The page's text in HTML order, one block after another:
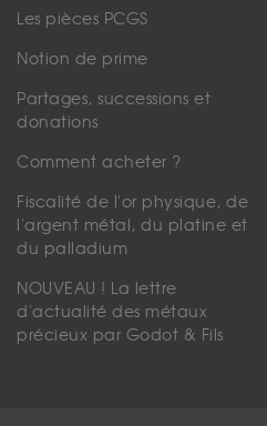
Les pièces PCGS
Notion de prime
Partages, successions et
donations
Comment acheter ?
Fiscalité de l'or physique, de
l'argent métal, du platine et
du palladium
NOUVEAU ! La lettre
d'actualité des métaux
précieux par Godot & Fils